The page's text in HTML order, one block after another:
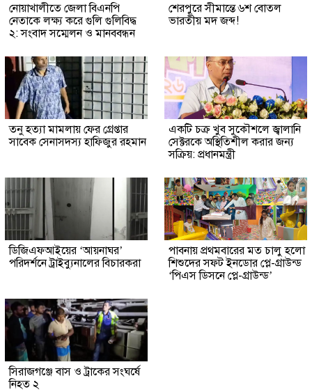
নোয়াখালীতে জেলা বিএনপি
নেতাকে লক্ষ্য করে গুলি গুলিবিদ্ধ
২: সংবাদ সম্মেলন ও মানববন্ধন
শেরপুরে সীমান্তে ৬শ বোতল
ভারতীয় মদ জব্দ!
তনু হত্যা মামলায় ফের গ্রেপ্তার
সাবেক সেনাসদস্য হাফিজুর রহমান
একটি চক্র খুব সুকৌশলে জ্বালানি
সেক্টরকে অস্থিতিশীল করার জন্য
সক্রিয়: প্রধানমন্ত্রী
ডিজিএফআইয়ের ‘আয়নাঘর’
পরিদর্শনে ট্রাইব্যুনালের বিচারকরা
পাবনায় প্রথমবারের মত চালু হলো
শিশুদের সফট ইনডোর প্লে-গ্রাউন্ড
‘পিএস ডিসনে প্লে-গ্রাউন্ড’
সিরাজগঞ্জে বাস ও ট্রাকের সংঘর্ষে
নিহত ২